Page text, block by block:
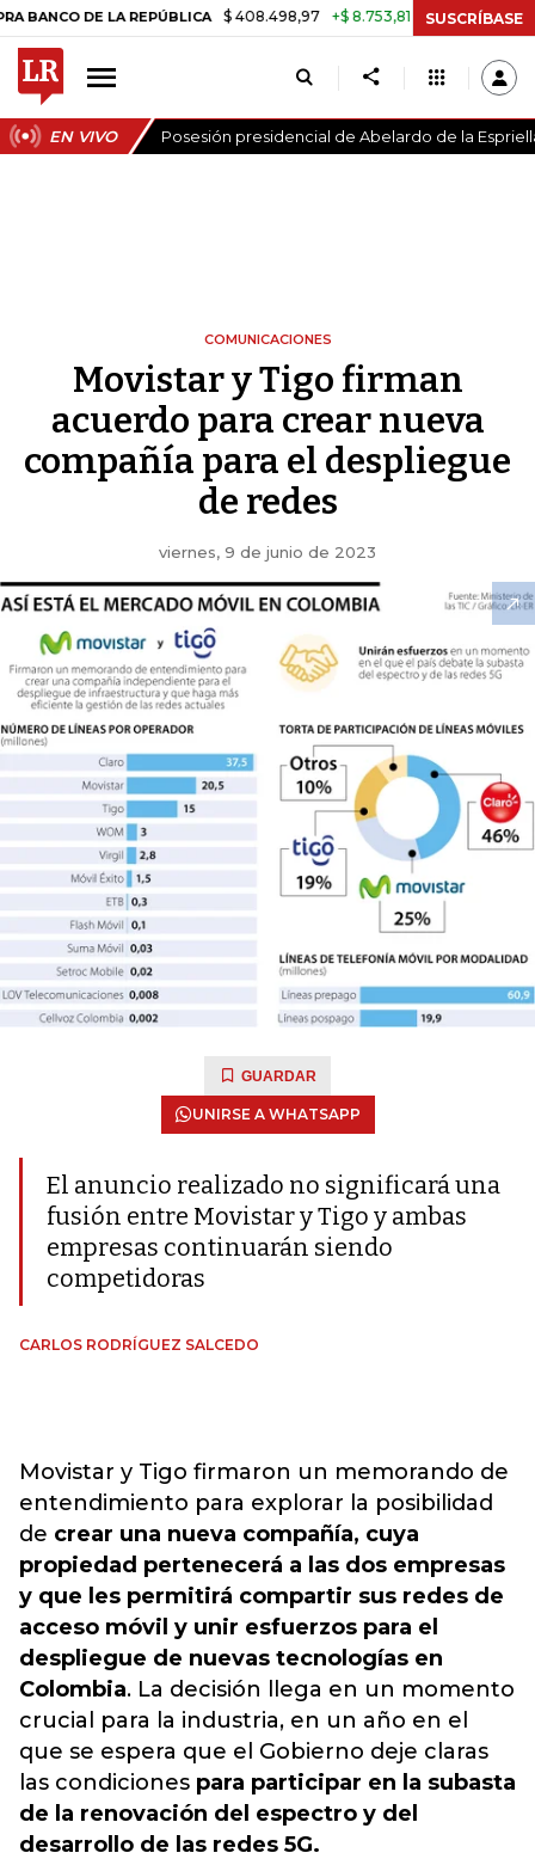
LA REPÚBLICA $ 408.498,97 +$ 8.753,81 +2,19% TASA DE
SUSCRÍBASE
EN VIVO Posesión presidencial de Abelardo de la
COMUNICACIONES
Movistar y Tigo firman
acuerdo para crear nueva
compañía para el despliegue
de redes
viernes, 9 de junio de 2023
GUARDAR
UNIRSE A WHATSAPP
El anuncio realizado no significará una
fusión entre Movistar y Tigo y ambas
empresas continuarán siendo
competidoras
CARLOS RODRÍGUEZ SALCEDO
Movistar y Tigo firmaron un memorando de
entendimiento para explorar la posibilidad
de crear una nueva compañía, cuya
propiedad pertenecerá a las dos empresas
y que les permitirá compartir sus redes de
acceso móvil y unir esfuerzos para el
despliegue de nuevas tecnologías en
Colombia. La decisión llega en un momento
crucial para la industria, en un año en el
que se espera que el Gobierno deje claras
las condiciones para participar en la subasta
de la renovación del espectro y del
desarrollo de las redes 5G.